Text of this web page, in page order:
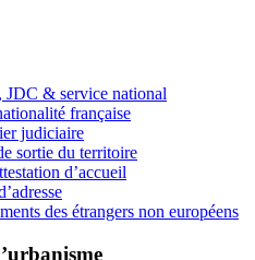
JDC & service national
française
judiciaire
sortie du territoire
d’accueil
des étrangers non européens